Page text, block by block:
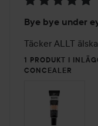
5
av
5
Bye bye under
Täcker ALLT
1 PRODUKT I
CONCEALER